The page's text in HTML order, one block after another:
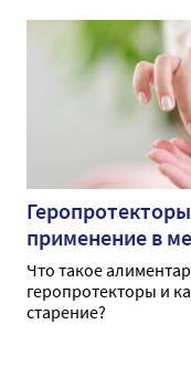
применение в
Что такое
геропротекторы и
старение?